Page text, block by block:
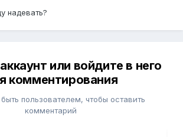
надевать?
или войдите в него
комментирования
пользователем, чтобы оставить
комментарий